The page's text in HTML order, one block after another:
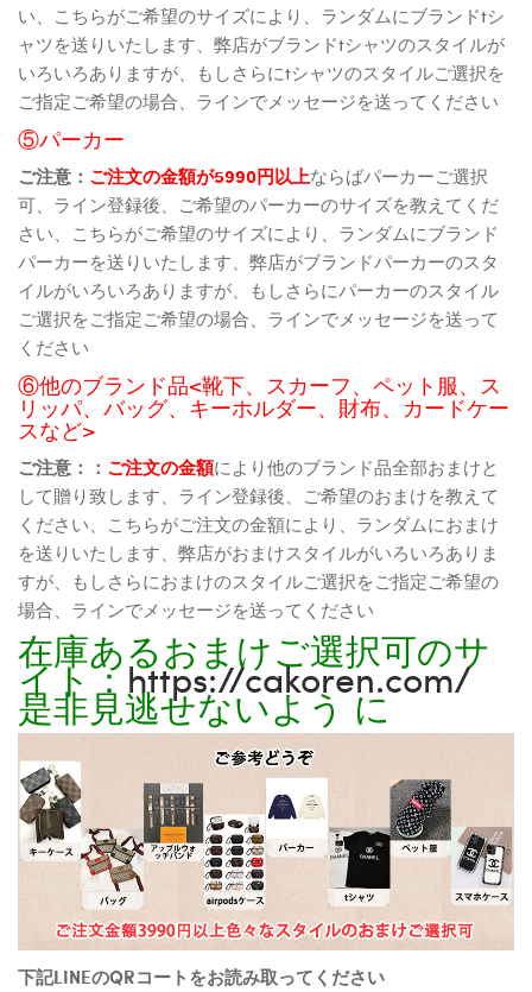
い、こちらがご希望のサイズにより、ランダムにブランドtシ
ャツを送りいたします、弊店がブランドtシャツのスタイルが
いろいろありますが、もしさらにtシャツのスタイルご選択を
ご指定ご希望の場合、ラインでメッセージを送ってください
⑤パーカー
ご注意： ご注文の金額が5990円以上ならばパーカーご選択
可、ライン登録後、ご希望のパーカーのサイズを教えてくだ
さい、こちらがご希望のサイズにより、ランダムにブランド
パーカーを送りいたします、弊店がブランドパーカーのスタ
イルがいろいろありますが、もしさらにパーカーのスタイル
ご選択をご指定ご希望の場合、ラインでメッセージを送って
ください
⑥他のブランド品<靴下、スカーフ、ペット服、ス
リッパ、バッグ、キーホルダー、財布、カードケー
スなど>
ご注意：： ご注文の金額により他のブランド品全部おまけと
して贈り致します、ライン登録後、ご希望のおまけを教えて
ください、こちらがご注文の金額により、ランダムにおまけ
を送りいたします、弊店がおまけスタイルがいろいろありま
すが、もしさらにおまけのスタイルご選択をご指定ご希望の
場合、ラインでメッセージを送ってください
在庫あるおまけご選択可のサ
イト：https://cakoren.com/
是非見逃せないよう に
下記LINEのQRコートをお読み取ってください